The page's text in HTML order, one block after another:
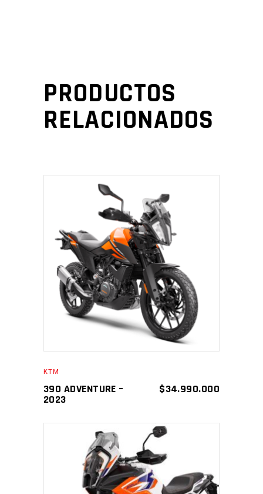
PRODUCTOS
RELACIONADOS
AÑADIR AL CARRITO
KTM
390 ADVENTURE –
2023
$34.990.000